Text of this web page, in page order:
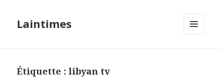
Laintimes
Étiquette :libyan tv